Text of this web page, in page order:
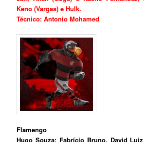
Keno (Vargas) e Hulk.
Técnico: Antonio Mohamed
Flamengo
Hugo Souza; Fabrício Bruno, David